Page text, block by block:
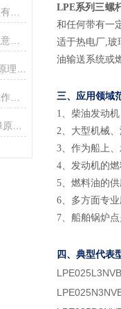
智能磨辊润滑站使用及维护时的注意事项介绍
高低压稀油润滑装置结构特点及工作原理
ZNYB01021502低压螺杆泵的故障原因及解决方法
LPE系列三螺
和任何带有一
适于热电厂,玻
油输送系统或
三、应用领域
1、 柴油发动
2、 大型机械
3、 作为船上
4、 发动机的
5、 燃料油的
6、 多方面专
7、 船舶锅炉
四、典型代表